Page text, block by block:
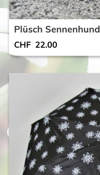
Plüsch Sennenhund
CHF 22.00